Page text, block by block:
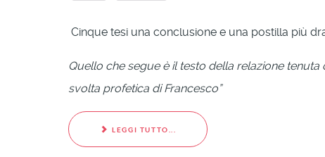
Cinque tesi una conclusione e una postilla più
Quello che segue è il testo della relazione
svolta profetica di Francesco”
LEGGI TUTTO...